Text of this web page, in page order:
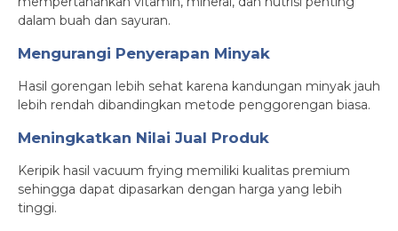
dalam buah dan sayuran.
Mengurangi Penyerapan Minyak
Hasil gorengan lebih sehat karena kandungan minyak jauh
lebih rendah dibandingkan metode penggorengan biasa.
Meningkatkan Nilai Jual Produk
Keripik hasil vacuum frying memiliki kualitas premium
sehingga dapat dipasarkan dengan harga yang lebih
tinggi.